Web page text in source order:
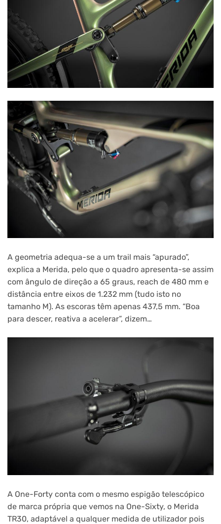
A geometria adequa-se a um trail mais “apurado”,
explica a Merida, pelo que o quadro apresenta-se assim
com ângulo de direção a 65 graus, reach de 480 mm e
distância entre eixos de 1.232 mm (tudo isto no
tamanho M). As escoras têm apenas 437,5 mm. “Boa
para descer, reativa a acelerar”, dizem…
A One-Forty conta com o mesmo espigão telescópico
de marca própria que vemos na One-Sixty, o Merida
TR30, adaptável a qualquer medida de utilizador pois